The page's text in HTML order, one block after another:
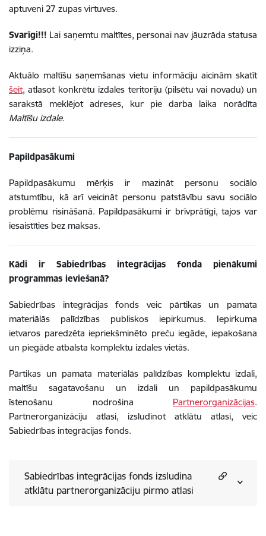
aptuveni 27 zupas virtuves.
Svarīgi!!! Lai saņemtu maltītes, personai nav jāuzrāda statusa
izziņa.
Aktuālo maltīšu saņemšanas vietu informāciju aicinām skatīt
šeit,atlasot konkrētu izdales teritoriju (pilsētu vai novadu) un
sarakstā meklējot adreses, kur pie darba laika norādīta
Maltīšu izdale.
Papildpasākumi
Papildpasākumu mērķis ir mazināt personu sociālo
atstumtību, kā arī veicināt personu patstāvību savu sociālo
problēmu risināšanā. Papildpasākumi ir brīvprātīgi, tajos var
iesaistīties bez maksas.
Kādi ir Sabiedrības integrācijas fonda pienākumi
programmas ieviešanā?
Sabiedrības integrācijas fonds veic pārtikas un pamata
materiālās palīdzības publiskos iepirkumus. Iepirkuma
ietvaros paredzēta iepriekšminēto preču iegāde, iepakošana
un piegāde atbalsta komplektu izdales vietās.
Pārtikas un pamata materiālās palīdzības komplektu izdali,
maltīšu sagatavošanu un izdali un papildpasākumu
īstenošanu nodrošina Partnerorganizācijas.
Partnerorganizāciju atlasi, izsludinot atklātu atlasi, veic
Sabiedrības integrācijas fonds.
Sabiedrības integrācijas fonds izsludina
atklātu partnerorganizāciju pirmo atlasi